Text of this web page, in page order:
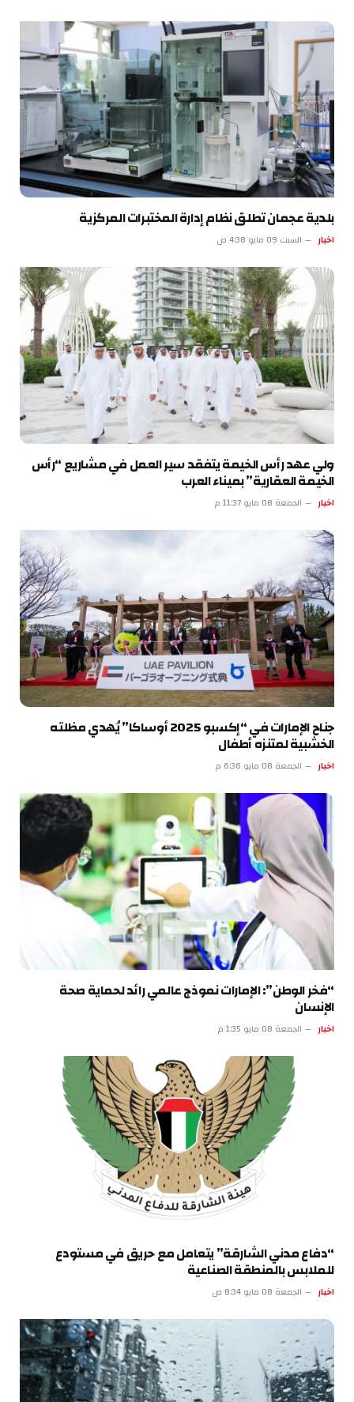
بلدية عجمان تطلق نظام إدارة المختبرات المركزية
اخبار السبت 09 مايو 4:38 ص
ولي عهد رأس الخيمة يتفقد سير العمل في مشاريع “رأس
الخيمة العقارية” بميناء العرب
اخبار الجمعة 08 مايو 11:37 م
جناح الإمارات في “إكسبو 2025 أوساكا” يُهدي مظلته
الخشبية لمتنزه أطفال
اخبار الجمعة 08 مايو 6:36 م
“فخر الوطن”: الإمارات نموذج عالمي رائد لحماية صحة
الإنسان
اخبار الجمعة 08 مايو 1:35 م
“دفاع مدني الشارقة” يتعامل مع حريق في مستودع
للملابس بالمنطقة الصناعية
اخبار الجمعة 08 مايو 8:34 ص